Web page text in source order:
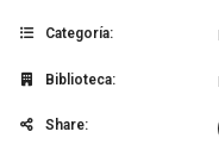
Categoría:
Biblioteca:
Share: